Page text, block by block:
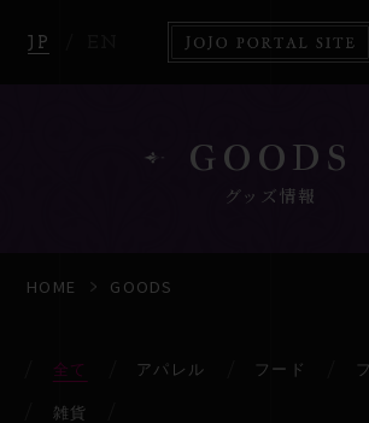
JP
HOME
NEWS
GOODS
グッズ情報
HOME GOODS
全て アパレル フード
雑貨